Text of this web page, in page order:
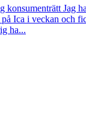
konsumenträtt Jag
Ica i veckan och
ha...